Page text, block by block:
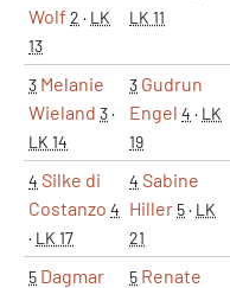
Wolf 2 · LK
13
LK 11
3 Melanie
Wieland 3·
LK 14
3 Gudrun
Engel 4 · LK
19
4 Silke di
Costanzo 4
· LK 17
4 Sabine
Hiller 5· LK
21
5 Dagmar
5 Renate